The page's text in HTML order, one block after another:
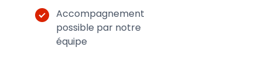
Accompagnement
possible par notre
équipe